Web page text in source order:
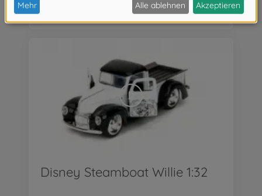
Disney Steamboat Willie 1:32